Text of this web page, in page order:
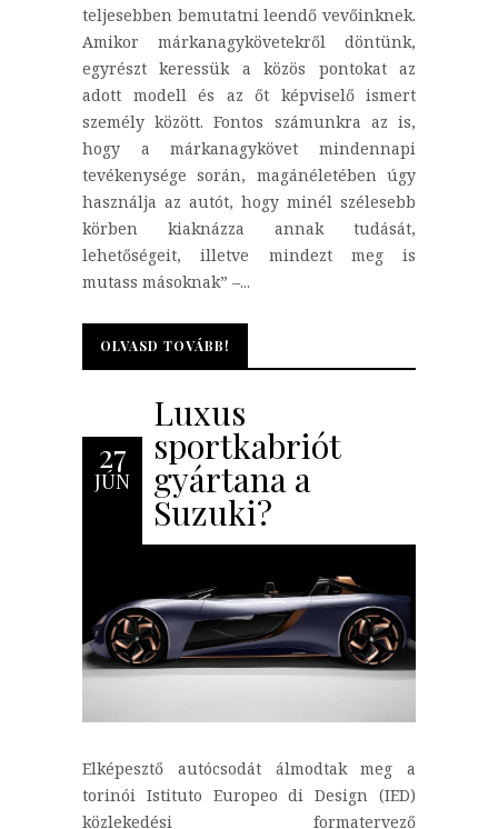
teljesebben bemutatni leendő vevőinknek.
Amikor márkanagykövetekről döntünk,
egyrészt keressük a közös pontokat az
adott modell és az őt képviselő ismert
személy között. Fontos számunkra az is,
hogy a márkanagykövet mindennapi
tevékenysége során, magánéletében úgy
használja az autót, hogy minél szélesebb
körben kiaknázza annak tudását,
lehetőségeit, illetve mindezt meg is
mutass másoknak” –...
OLVASD TOVÁBB!
OLVASD TOVÁBB!
27
JÚN
Luxus
sportkabriót
gyártana a
Suzuki?
Elképesztő autócsodát álmodtak meg a
torinói Istituto Europeo di Design (IED)
közlekedési formatervező